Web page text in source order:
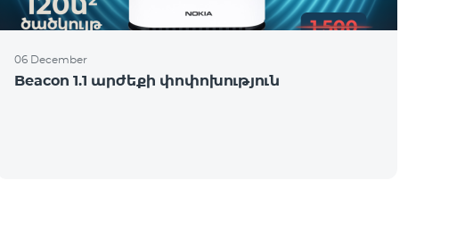
06 December
Beacon 1.1 արժեքի փոփոխություն